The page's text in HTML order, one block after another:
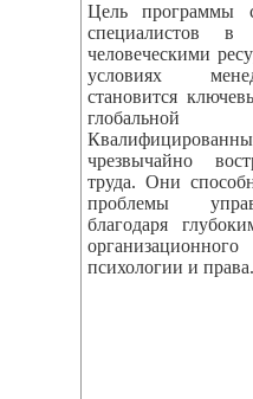
Цель программы
специалистов в
человеческими
условиях
становится
чрезвычайно
труда. Они
проблемы
благодаря
психологии и права.